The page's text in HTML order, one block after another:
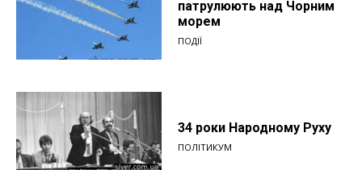
патрулюють над Чорним
морем
ПОДІЇ
34 роки Народному Руху
ПОЛІТИКУМ